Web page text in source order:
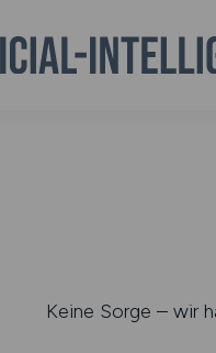
Keine Sorge – wir